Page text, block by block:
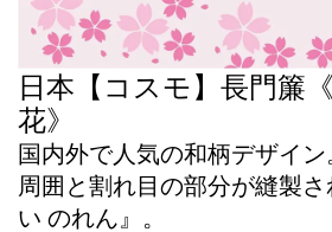
日本【コスモ】長門簾
花》
国内外で人気の和柄デザイン
周囲と割れ目の部分が縫製
い のれん』。